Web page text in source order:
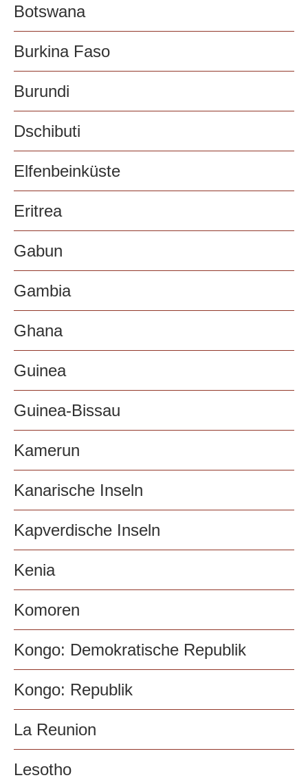
Botswana
Burkina Faso
Burundi
Dschibuti
Elfenbeinküste
Eritrea
Gabun
Gambia
Ghana
Guinea
Guinea-Bissau
Kamerun
Kanarische Inseln
Kapverdische Inseln
Kenia
Komoren
Kongo: Demokratische Republik
Kongo: Republik
La Reunion
Lesotho